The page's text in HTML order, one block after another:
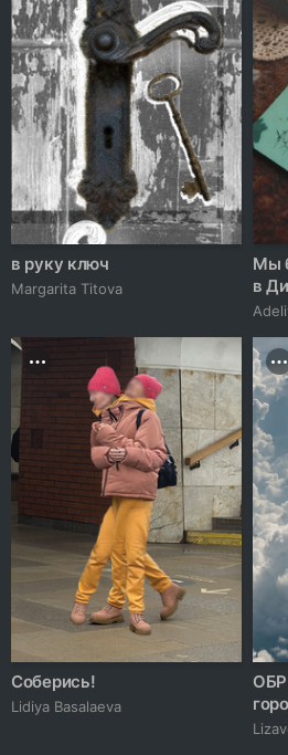
в руку ключ
Margarita Titova
Мы
в
Соберись!
Lidiya Basalaeva